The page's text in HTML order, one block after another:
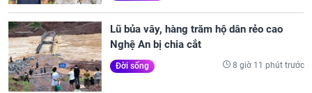
Lũ bủa vây, hàng trăm hộ dân rẻo cao
Nghệ An bị chia cắt
Đời sống 8 giờ 11 phút trước